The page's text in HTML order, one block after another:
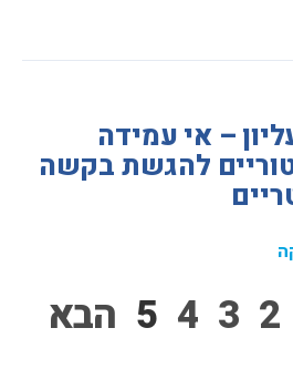
– אי עמידה
להגשת בקשה
2
3
4
5 הבא